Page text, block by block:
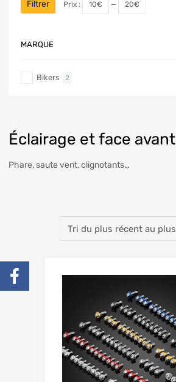
Éclairage et face avant
Phare, saute vent, clignotants…
Filtrer Prix : 10€ — 20€
MARQUE
Bikers 2